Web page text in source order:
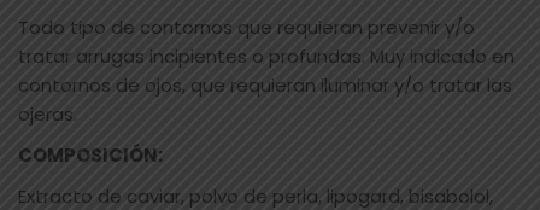
Todo tipo de contornos que requieran prevenir y/o
tratar arrugas incipientes o profundas. Muy indicado en
contornos de ojos, que requieran iluminar y/o tratar las
ojeras.
COMPOSICIÓN:
Extracto de caviar, polvo de perla, lipogard, bisabolol,